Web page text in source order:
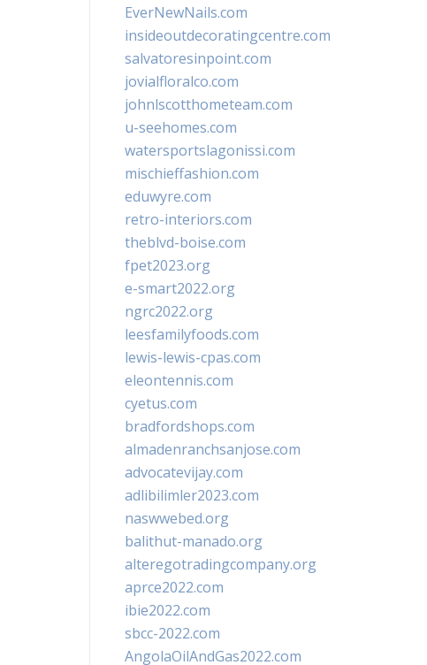
EverNewNails.com
insideoutdecoratingcentre.com
salvatoresinpoint.com
jovialfloralco.com
johnlscotthometeam.com
u-seehomes.com
watersportslagonissi.com
mischieffashion.com
eduwyre.com
retro-interiors.com
theblvd-boise.com
fpet2023.org
e-smart2022.org
ngrc2022.org
leesfamilyfoods.com
lewis-lewis-cpas.com
eleontennis.com
cyetus.com
bradfordshops.com
almadenranchsanjose.com
advocatevijay.com
adlibilimler2023.com
naswwebed.org
balithut-manado.org
alteregotradingcompany.org
aprce2022.com
ibie2022.com
sbcc-2022.com
AngolaOilAndGas2022.com